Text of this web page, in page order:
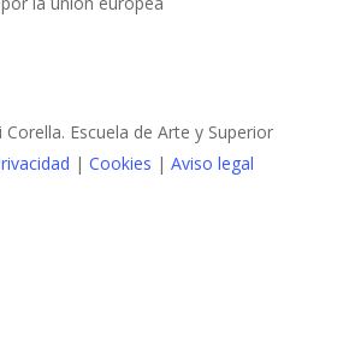
Corella. Escuela de Arte y Superior
| Cookies | Aviso legal